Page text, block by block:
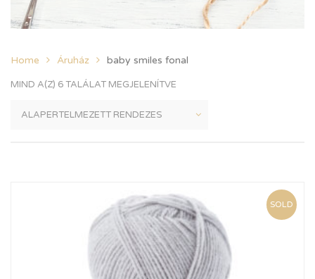
Home Áruház baby smiles fonal
MIND A(Z) 6 TALÁLAT MEGJELENÍTVE
SOLD